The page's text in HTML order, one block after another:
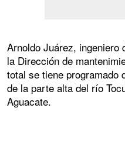
Arnoldo Juárez, ingeniero
la Dirección de
total se tiene programado
de la parte alta del río
Aguacate.